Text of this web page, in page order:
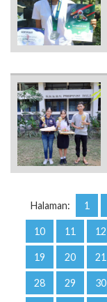
Halaman: 1
10 11 12
19 20 21
28 29 30